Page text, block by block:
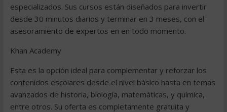
especializados. Sus cursos están diseñados para invertir
desde 30 minutos diarios y terminar en 3 meses, con el
asesoramiento de expertos en en todo momento.
Khan Academy
Esta es la opción ideal para complementar y reforzar los
contenidos escolares desde el nivel básico hasta en temas
avanzados de historia, biología, matemáticas, y química,
entre otros. Su oferta es completamente gratuita y